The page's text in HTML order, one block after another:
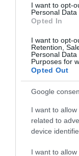
I want to opt-
Personal Data
Opted In
I want to opt-
Retention,
Personal
Purposes for
Opted Out
Google
I want to
related to
device
I want to
07.08.2026 | 19:00
Αυτός ο δήμος
στα δικαστήρια
ανεμογεννήτριες
07.08.2026 | 18:40
Τραγική
τουρίστα
07.08.2026 | 18:20
από την Εύβοια
Παναθηναϊκού και
ΠΑΟΚ στα
προκριματικά
Ποιος είναι ο
απαράβατος
έχει ο Λιονέλ